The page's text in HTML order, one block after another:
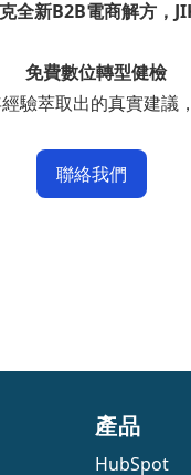
全新B2B電商解方，
免費數位轉型健檢
驗萃取出的真實建議
聯絡我們
產品
HubSpot